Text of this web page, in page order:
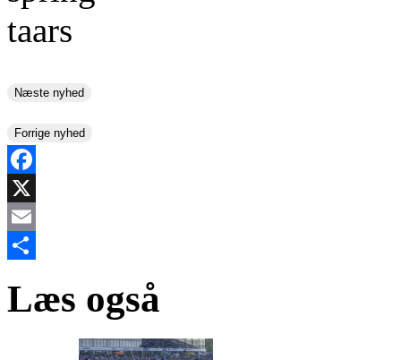
Næste nyhed
Forrige nyhed
Facebook
X
Email
Læs også